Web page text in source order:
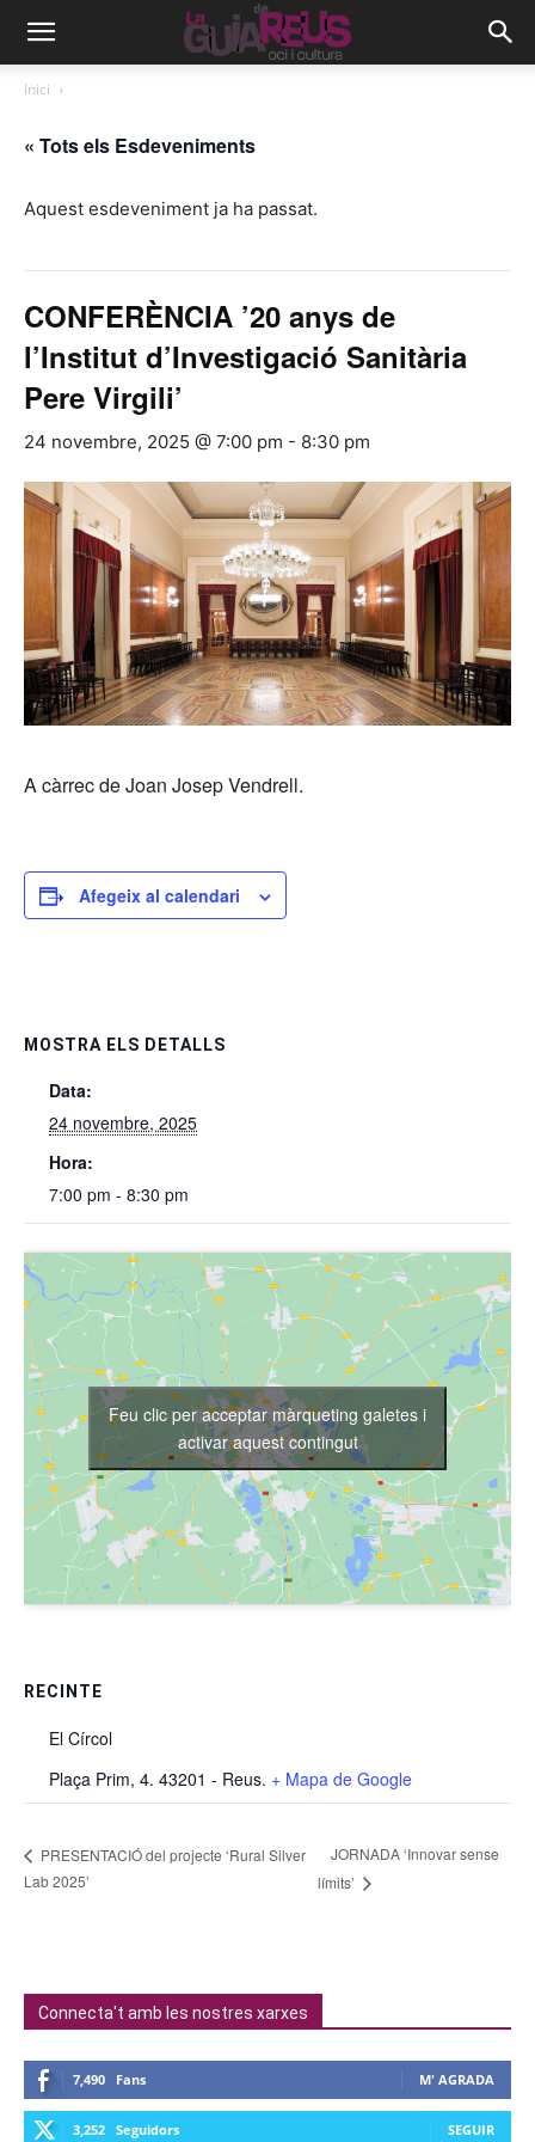
Inici
« Tots els Esdeveniments
Aquest esdeveniment ja ha passat.
CONFERÈNCIA ’20 anys de
l’Institut d’Investigació Sanitària
Pere Virgili’
24 novembre, 2025 @ 7:00 pm - 8:30 pm
A càrrec de Joan Josep Vendrell.
Afegeix al calendari
MOSTRA ELS DETALLS
Data:
24 novembre, 2025
Hora:
7:00 pm - 8:30 pm
RECINTE
El Círcol
Plaça Prim, 4. 43201 - Reus. + Mapa de Google
Feu clic per acceptar màrqueting galetes i
activar aquest contingut
PRESENTACIÓ del projecte ‘Rural Silver
Lab 2025’
JORNADA ‘Innovar sense
límits’
Connecta't amb les nostres xarxes
7,490 Fans M' AGRADA
3,252 Seguidors SEGUIR